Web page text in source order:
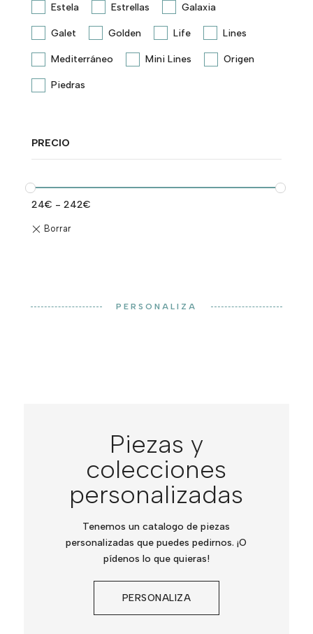
Estela Estrellas Galaxia
Galet Golden Life Lines
Mediterráneo Mini Lines Origen
Piedras
PRECIO
24€ - 242€
PERSONALIZA
Piezas y
colecciones
personalizadas
Tenemos un catalogo de piezas
personalizadas que puedes pedirnos. ¡O
pídenos lo que quieras!
PERSONALIZA